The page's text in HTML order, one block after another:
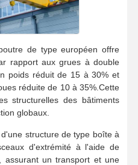
de type européen offre
rapport aux grues à double
poids réduit de 15 à 30% et
réduite de 10 à 35%.Cette
structurelles des bâtiments
globaux.
structure de type boîte à
d'extrémité à l'aide de
assurant un transport et une